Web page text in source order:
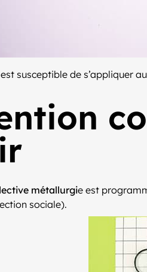
est susceptible de s’appliquer
métallurgie est
sociale).